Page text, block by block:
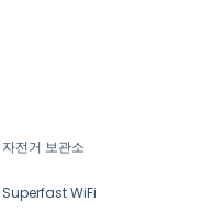
자전거 보관소
Superfast WiFi